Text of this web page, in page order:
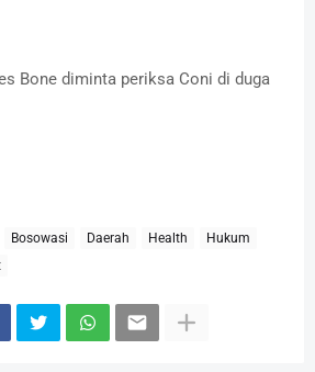
Bone diminta periksa Coni di duga
Bosowasi Daerah Health
Hukum